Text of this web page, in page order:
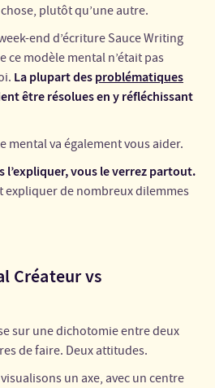
plutôt qu’une autre.
end d’écriture Sauce Writing
ce modèle mental n’était pas
La plupart desproblématiques
être résolues en y réfléchissant
mental va également vous aider.
l’expliquer, vous le verrez partout.
expliquer de nombreux dilemmes
Créateur vs
sur une dichotomie entre deux
de faire. Deux attitudes.
un axe, avec un centre